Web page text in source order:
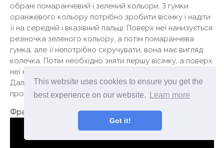
This website uses cookies to ensure you get the
best experience on our website.
Learn more
Got it!
обрані помаранчевий і зелений кольори. З гумки
оранжевого кольору потрібно зробити вісімку і надіти
її на середній і вказівний пальці. Поверх неї нанизується
резіночка зеленого кольору, а потім помаранчева
гумка, але її непотрібно скручувати, вона має вигляд
колечка. Потім необхідно зняти першу вісімку, а поверх
неї надівається ще одне колечко зеленого кольору.
Далі підуть відмінності, потрібно уважно стежити за
процесом.
Французька коса. Браслет Rainbow Loom Bands. Відео